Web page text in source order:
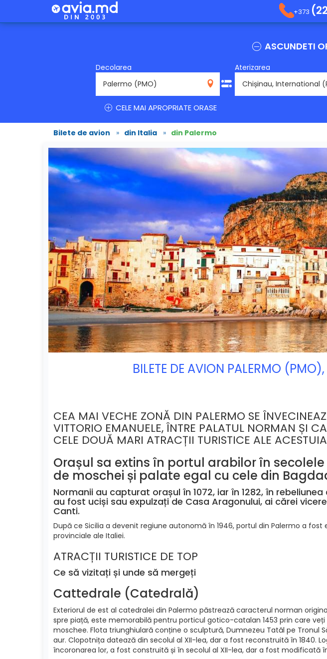
+373
ASCUNDETI
Decolarea
Aterizarea
CELE MAI APROPRIATE ORASE
Bilete de avion » din Italia » din Palermo
BILETE DE AVION PALERMO
CEA MAI VECHE ZONĂ DIN PALERMO SE
VITTORIO EMANUELE, ÎNTRE PALATUL NORMAN ȘI
CELE DOUĂ MARI ATRACȚII TURISTICE ALE
Orașul sa extins în portul arabilor în
de moschei și palate egal cu cele din
Normanii au capturat orașul în 1072, iar în 1282, în
au fost uciși sau expulzați de Casa Aragonului, ai cărei
Canti.
După ce Sicilia a devenit regiune autonomă în 1946, portul din Palermo a
provinciale ale Italiei.
ATRACȚII TURISTICE DE TOP
Ce să vizitați și unde să mergeți
Cattedrale (Catedrală)
Exteriorul de est al catedralei din Palermo păstrează caracterul norman
spre piață, este memorabilă pentru porticul gotico-catalan 1453 prin care
moschee. Flota triunghiulară conține o sculptură, Dumnezeu Tatăl pe Tronul
aur. Clopotnița datează din secolul al XII-lea, dar a fost reconstruită în 1840.
încoronarea lor, a fost construită și în secolul al XII-lea, dar a fost modificată